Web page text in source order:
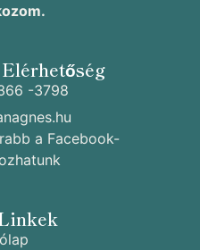
-3798
a Facebook-